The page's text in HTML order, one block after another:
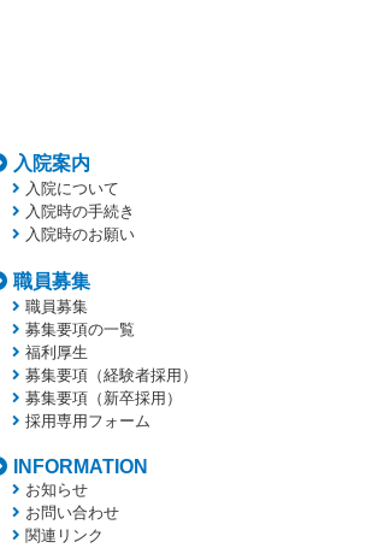
入院案内
入院について
入院時の手続き
入院時のお願い
職員募集
職員募集
募集要項の一覧
福利厚生
募集要項（経験者採用）
募集要項（新卒採用）
採用専用フォーム
INFORMATION
お知らせ
お問い合わせ
関連リンク